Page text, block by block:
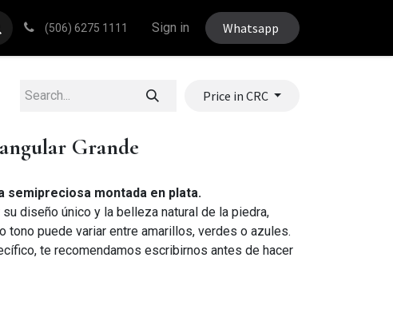
(506) 6275 1111 Sign in Whatsapp
Price in CRC
Grande
semipreciosa montada en plata.
diseño único y la belleza natural de la piedra,
tono puede variar entre amarillos, verdes o azules.
te recomendamos escribirnos antes de hacer